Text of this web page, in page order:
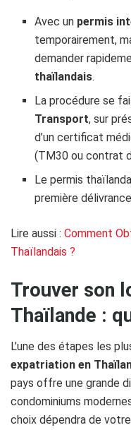
Avec un permis
temporairement,
demander
thaïlandais.
La procédure se
Transport, sur
d’un certificat
(TM30 ou contrat
Le permis
première
Lire aussi : Comment
Thaïlandais ?
Trouver son
Thaïlande :
L’une des étapes les
expatriation en
pays offre une grande
condominiums
choix dépendra de